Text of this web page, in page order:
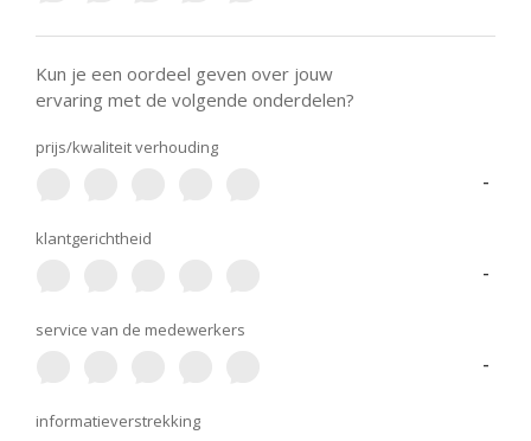
Kun je een oordeel geven over jouw
ervaring met de volgende onderdelen?
prijs/kwaliteit verhouding
-
klantgerichtheid
-
service van de medewerkers
-
informatieverstrekking